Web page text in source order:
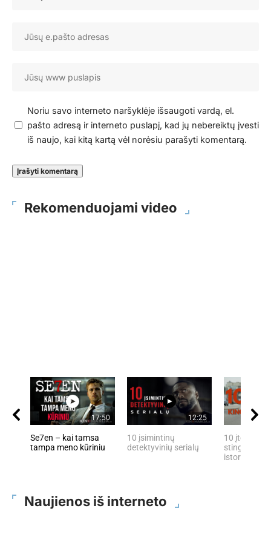
Noriu savo interneto naršyklėje išsaugoti vardą, el.
pašto adresą ir interneto puslapį, kad jų nebereiktų įvesti
iš naujo, kai kitą kartą vėl norėsiu parašyti komentarą.
Rekomenduojami video
17:50
Se7en – kai tamsa
tampa meno kūriniu
12:25
10 įsimintinų
detektyvinių serialų
10 įtemptų,
stingdančių
istorijų
Naujienos iš interneto